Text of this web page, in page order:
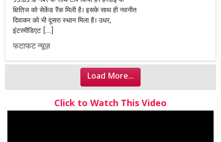
क्ष‍ित‍िज को सेकेंड रैंक मिली है। इसके साथ ही नवनीत
दिवाकर को भी दूसरा स्थान म‍िला है। उधर,
इंटरमीड‍िएट […]
फटाफट न्यूज़
Load More...
Click to Watch This Video